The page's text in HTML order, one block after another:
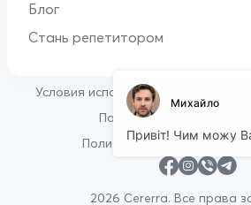
Блог
Стань репетитором
2026 Cererra. Все права
Условия использования
Политика
Политика в отношении